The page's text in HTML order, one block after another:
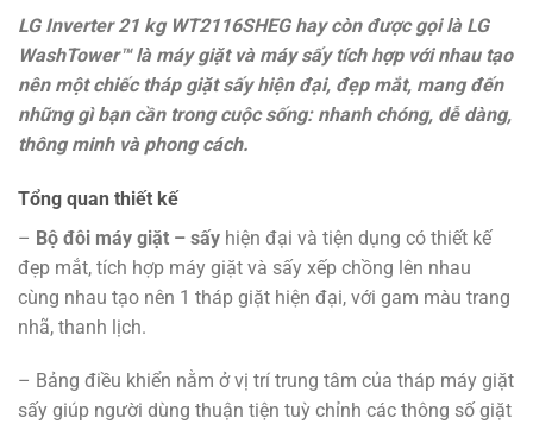
LG Inverter 21 kg WT2116SHEG hay còn được gọi là LG
WashTower™ là máy giặt và máy sấy tích hợp với nhau tạo
nên một chiếc tháp giặt sấy hiện đại, đẹp mắt, mang đến
những gì bạn cần trong cuộc sống: nhanh chóng, dễ dàng,
thông minh và phong cách.
Tổng quan thiết kế
– Bộ đôi máy giặt – sấy hiện đại và tiện dụng có thiết kế
đẹp mắt, tích hợp máy giặt và sấy xếp chồng lên nhau
cùng nhau tạo nên 1 tháp giặt hiện đại, với gam màu trang
nhã, thanh lịch.
– Bảng điều khiển nằm ở vị trí trung tâm của tháp máy giặt
sấy giúp người dùng thuận tiện tuỳ chỉnh các thông số giặt